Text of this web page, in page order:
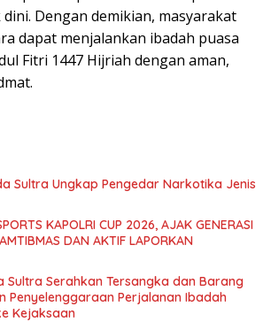
Dengan demikian, masyarakat
dapat menjalankan ibadah puasa
Fitri 1447 Hijriah dengan aman,
Sultra Ungkap Pengedar Narkotika Jenis
KAPOLRI CUP 2026, AJAK GENERASI
DAN AKTIF LAPORKAN
Sultra Serahkan Tersangka dan Barang
Penyelenggaraan Perjalanan Ibadah
Kejaksaan